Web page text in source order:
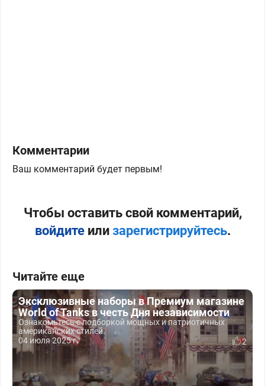
Комментарии
Ваш комментарий будет первым!
Чтобы оставить свой комментарий,
войдитеили зарегистрируйтесь.
Читайте еще
Эксклюзивные наборы в Премиум магазине
World of Tanks в честь Дня независимости
Ознакомьтесь с подборкой мощных и патриотичных
американских стилей.
04 июля 2025 г.
2